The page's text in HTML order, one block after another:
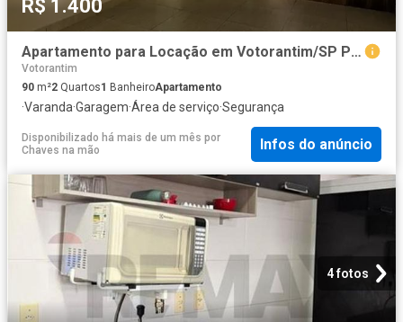
R$ 1.400
Apartamento para Locação em Votorantim/SP Parque Bela Vista 2 Quartos
Votorantim
90 m²2 Quartos1 BanheiroApartamento
·Varanda·Garagem·Área de serviço·Segurança
Disponibilizado há mais de um mês por
Chaves na mão
Infos do anúncio
4 fotos